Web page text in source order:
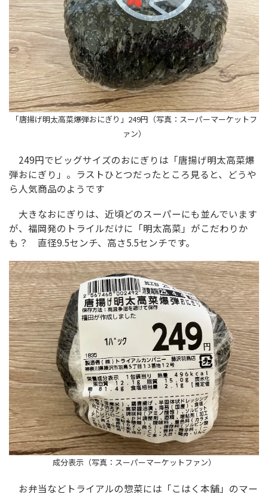
「唐揚げ明太高菜爆弾おにぎり」249円（写真：スーパーマーケットフ
ァン）
249円でビッグサイズのおにぎりは「唐揚げ明太高菜爆
弾おにぎり」。ラストひとつだったところ見ると、どうや
ら人気商品のようです
大きなおにぎりは、近頃どのスーパーにも並んでいます
が、福岡発のトライルだけに「明太高菜」がこだわりか
も？ 直径9.5センチ、高さ5.5センチです。
成分表示（写真：スーパーマーケットファン）
お弁当などトライアルの惣菜には「こはく本舗」のマー